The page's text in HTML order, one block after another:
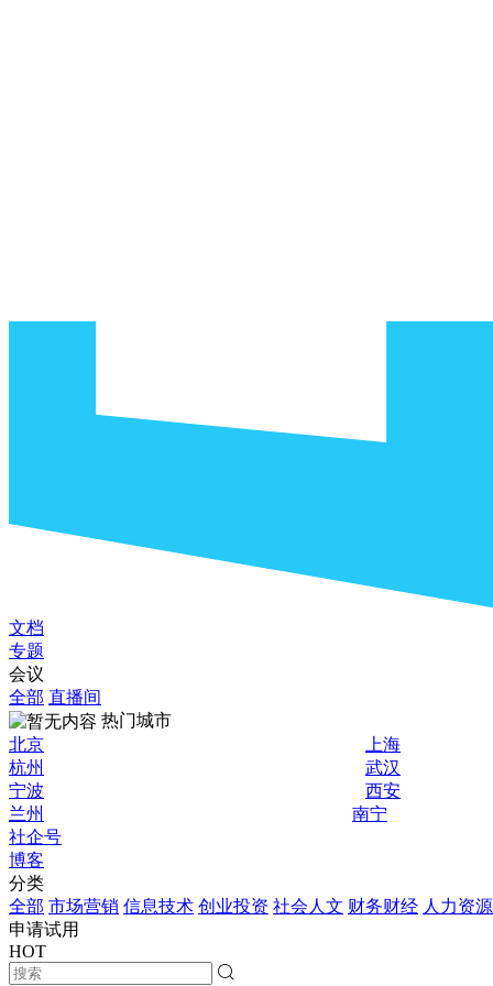
文档
专题
会议
全部 直播间
热门城市
北京
上海
杭州
武汉
宁波
西安
兰州
南宁
社企号
博客
分类
全部 市场营销 信息技术 创业投资 社会人文 财务财经 人力资源
申请试用
HOT